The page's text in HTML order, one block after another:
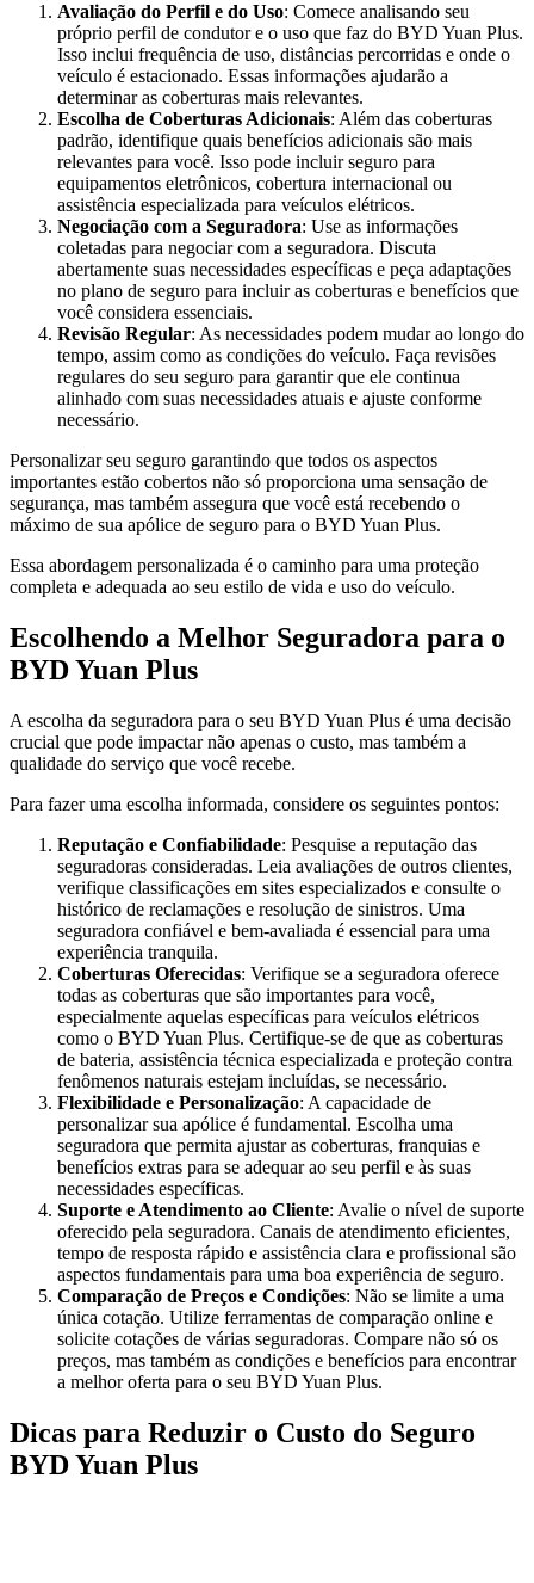
Avaliação do Perfil e do Uso: Comece analisando seu
próprio perfil de condutor e o uso que faz do BYD Yuan Plus.
Isso inclui frequência de uso, distâncias percorridas e onde o
veículo é estacionado. Essas informações ajudarão a
determinar as coberturas mais relevantes.
Escolha de Coberturas Adicionais: Além das coberturas
padrão, identifique quais benefícios adicionais são mais
relevantes para você. Isso pode incluir seguro para
equipamentos eletrônicos, cobertura internacional ou
assistência especializada para veículos elétricos.
Negociação com a Seguradora: Use as informações
coletadas para negociar com a seguradora. Discuta
abertamente suas necessidades específicas e peça adaptações
no plano de seguro para incluir as coberturas e benefícios que
você considera essenciais.
Revisão Regular: As necessidades podem mudar ao longo do
tempo, assim como as condições do veículo. Faça revisões
regulares do seu seguro para garantir que ele continua
alinhado com suas necessidades atuais e ajuste conforme
necessário.
Personalizar seu seguro garantindo que todos os aspectos
importantes estão cobertos não só proporciona uma sensação de
segurança, mas também assegura que você está recebendo o
máximo de sua apólice de seguro para o BYD Yuan Plus.
Essa abordagem personalizada é o caminho para uma proteção
completa e adequada ao seu estilo de vida e uso do veículo.
Escolhendo a Melhor Seguradora para o
BYD Yuan Plus
A escolha da seguradora para o seu BYD Yuan Plus é uma decisão
crucial que pode impactar não apenas o custo, mas também a
qualidade do serviço que você recebe.
Para fazer uma escolha informada, considere os seguintes pontos:
Reputação e Confiabilidade: Pesquise a reputação das
seguradoras consideradas. Leia avaliações de outros clientes,
verifique classificações em sites especializados e consulte o
histórico de reclamações e resolução de sinistros. Uma
seguradora confiável e bem-avaliada é essencial para uma
experiência tranquila.
Coberturas Oferecidas: Verifique se a seguradora oferece
todas as coberturas que são importantes para você,
especialmente aquelas específicas para veículos elétricos
como o BYD Yuan Plus. Certifique-se de que as coberturas
de bateria, assistência técnica especializada e proteção contra
fenômenos naturais estejam incluídas, se necessário.
Flexibilidade e Personalização: A capacidade de
personalizar sua apólice é fundamental. Escolha uma
seguradora que permita ajustar as coberturas, franquias e
benefícios extras para se adequar ao seu perfil e às suas
necessidades específicas.
Suporte e Atendimento ao Cliente: Avalie o nível de suporte
oferecido pela seguradora. Canais de atendimento eficientes,
tempo de resposta rápido e assistência clara e profissional são
aspectos fundamentais para uma boa experiência de seguro.
Comparação de Preços e Condições: Não se limite a uma
única cotação. Utilize ferramentas de comparação online e
solicite cotações de várias seguradoras. Compare não só os
preços, mas também as condições e benefícios para encontrar
a melhor oferta para o seu BYD Yuan Plus.
Dicas para Reduzir o Custo do Seguro
BYD Yuan Plus